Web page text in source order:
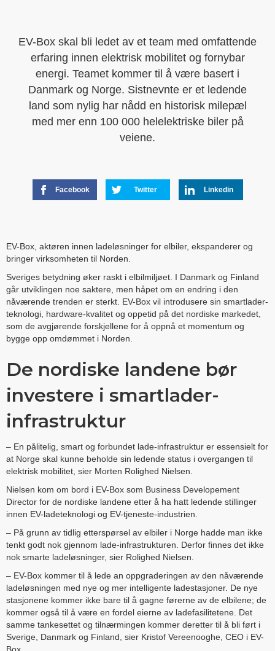
EV-Box skal bli ledet av et team med omfattende
erfaring innen elektrisk mobilitet og fornybar
energi. Teamet kommer til å være basert i
Danmark og Norge. Sistnevnte er et ledende
land som nylig har nådd en historisk milepæl
med mer enn 100 000 helelektriske biler på
veiene.
Facebook Twitter Linkedin
EV-Box, aktøren innen ladeløsninger for elbiler, ekspanderer og
bringer virksomheten til Norden.
Sveriges betydning øker raskt i elbilmiljøet. I Danmark og Finland
går utviklingen noe saktere, men håpet om en endring i den
nåværende trenden er sterkt. EV-Box vil introdusere sin smartlader-
teknologi, hardware-kvalitet og oppetid på det nordiske markedet,
som de avgjørende forskjellene for å oppnå et momentum og
bygge opp omdømmet i Norden.
De nordiske landene bør
investere i smartlader-
infrastruktur
– En pålitelig, smart og forbundet lade-infrastruktur er essensielt for
at Norge skal kunne beholde sin ledende status i overgangen til
elektrisk mobilitet, sier Morten Rolighed Nielsen.
Nielsen kom om bord i EV-Box som Business Developement
Director for de nordiske landene etter å ha hatt ledende stillinger
innen EV-ladeteknologi og EV-tjeneste-industrien.
– På grunn av tidlig etterspørsel av elbiler i Norge hadde man ikke
tenkt godt nok gjennom lade-infrastrukturen. Derfor finnes det ikke
nok smarte ladeløsninger, sier Rolighed Nielsen.
– EV-Box kommer til å lede an oppgraderingen av den nåværende
ladeløsningen med nye og mer intelligente ladestasjoner. De nye
stasjonene kommer ikke bare til å gagne førerne av de elbilene; de
kommer også til å være en fordel eierne av ladefasilitetene. Det
samme tankesettet og tilnærmingen kommer deretter til å bli ført i
Sverige, Danmark og Finland, sier Kristof Vereenooghe, CEO i EV-